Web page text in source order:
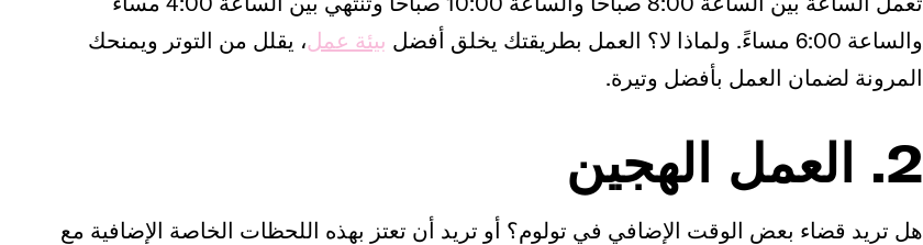
والساعة 6:00 مساءً. ولماذا لا؟ العمل بطريقتك يخلق أفضل
بيئة عمل، يقلل من التوتر ويمنحك
المرونة لضمان العمل بأفضل وتيرة.
2. العمل الهجين
هل تريد قضاء بعض الوقت الإضافي في تولوم؟ أو تريد أن تعتز بهذه اللحظات الخاصة الإضافية مع